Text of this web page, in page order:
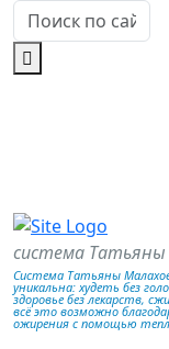
система
Система Татьяны
уникальна: худеть без
здоровье без лекарств,
всё это возможно
ожирения с помощью